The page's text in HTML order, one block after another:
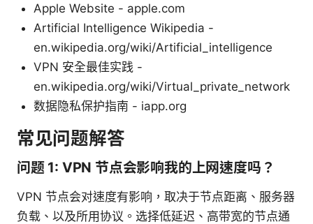
Apple Website - apple.com
Artificial Intelligence Wikipedia -
en.wikipedia.org/wiki/Artificial_intelligence
VPN 安全最佳实践 -
en.wikipedia.org/wiki/Virtual_private_network
数据隐私保护指南 - iapp.org
常见问题解答
问题 1: VPN 节点会影响我的上网速度吗？
VPN 节点会对速度有影响，取决于节点距离、服务器
负载、以及所用协议。选择低延迟、高带宽的节点通